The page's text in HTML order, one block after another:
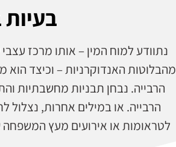
נתוודע למוח המין – אותו מרכז
מהבלוטות האנדוקרניות – וכיצד
הרבייה. נבחן תבניות מחשבתיות
הרבייה. או במילים אחרות,
לטראומות או אירועים מעץ